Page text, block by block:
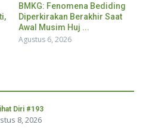
BMKG: Fenomena Bediding
Diperkirakan Berakhir Saat
Awal Musim Huj ...
Agustus 6, 2026
Diri #193
8, 2026